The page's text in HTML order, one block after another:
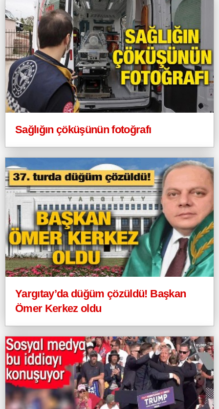
Sağlığın çöküşünün fotoğrafı
Yargıtay’da düğüm çözüldü! Başkan
Ömer Kerkez oldu